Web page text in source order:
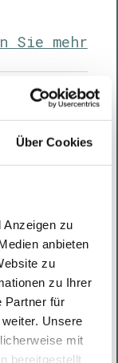
Über Cookies
Anzeigen zu
anbieten
zu
zu Ihrer
Partner für
Unsere
mit
bereitgestellt
Sie mehr
mehr
liegt
in der
der
...
Sie mehr